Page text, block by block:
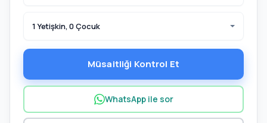
1 Yetişkin, 0 Çocuk
Müsaitliği Kontrol Et
WhatsApp ile sor